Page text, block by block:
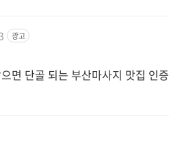
광고
면 단골 되는 부산마사지 맛집 인증